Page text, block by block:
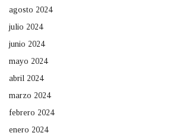
agosto 2024
julio 2024
junio 2024
mayo 2024
abril 2024
marzo 2024
febrero 2024
enero 2024